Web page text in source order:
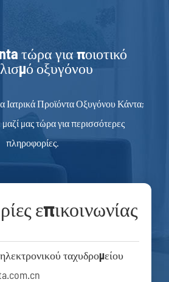
τώρα για ποιοτικό
οξυγόνου
Ιατρικά Προϊόντα Οξυγόνου Κάντα;
μας τώρα για περισσότερες
πληροφορίες.
επικοινωνίας
ταχυδρομείου